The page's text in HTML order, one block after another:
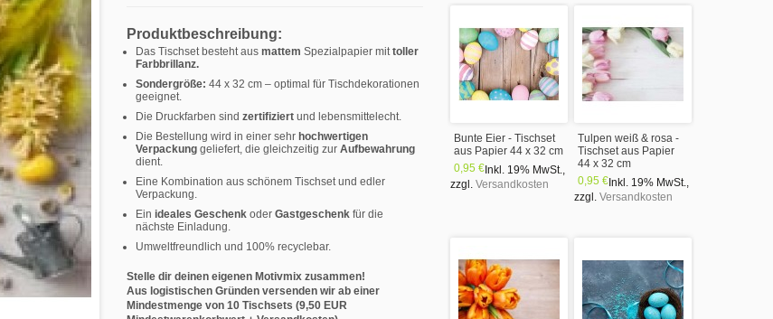
Bunte Eier - Tischset
aus Papier 44 x 32 cm
0,95 € Inkl. 19% MwSt.,
zzgl. Versandkosten
Tulpen weiß & rosa -
Tischset aus Papier
44 x 32 cm
0,95 € Inkl. 19% MwSt.,
zzgl. Versandkosten
Produktbeschreibung:
Das Tischset besteht aus mattem Spezialpapier mittoller
Farbbrillanz.
Sondergröße: 44 x 32 cm – optimal für Tischdekorationen
geeignet.
Die Druckfarben sind zertifiziert und lebensmittelecht.
Die Bestellung wird in einer sehr hochwertigen
Verpackung geliefert, die gleichzeitig zur Aufbewahrung
dient.
Eine Kombination aus schönem Tischset und edler
Verpackung.
Ein ideales Geschenk oder Gastgeschenk für die
nächste Einladung.
Umweltfreundlich und 100% recyclebar.
Stelle dir deinen eigenen Motivmix zusammen!
Aus logistischen Gründen versenden wir ab einer
Mindestmenge von 10 Tischsets (9,50 EUR